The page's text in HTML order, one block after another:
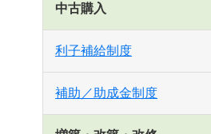
中古購入
利子補給制度
補助／助成金制度